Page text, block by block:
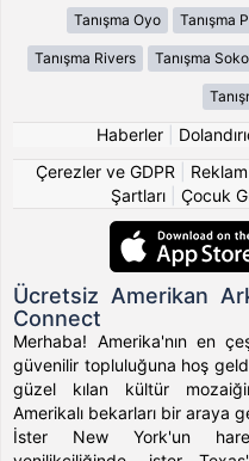
Tanışma Oyo Tanışma
Tanışma Rivers Tanışma
Haberler
Çerezler ve GDPR
Reklam
Şartları| Çocuk
Ücretsiz Amerikan
Connect
Merhaba! Amerika'nın en
güvenilir topluluğuna hoş
güzel kılan kültür
Amerikalı bekarları bir araya
İster New York'un